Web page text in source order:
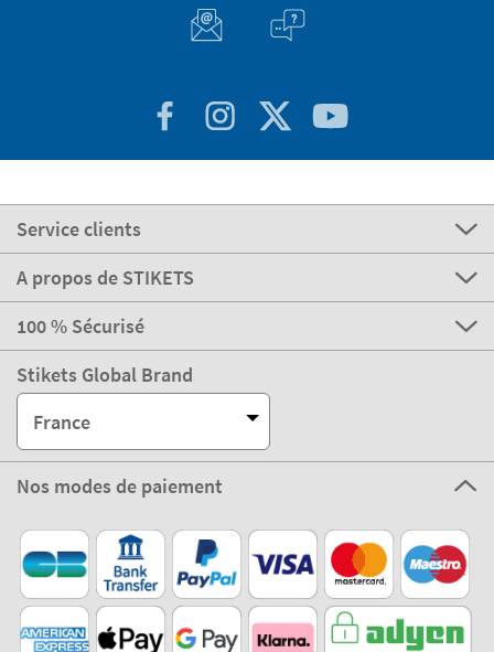
Service clients
A propos de STIKETS
100 % Sécurisé
Stikets Global Brand
France
Nos modes de paiement